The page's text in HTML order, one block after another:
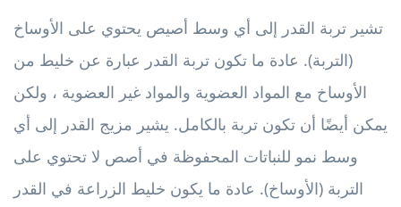
تشير تربة القدر إلى أي وسط أصيص يحتوي على الأوساخ
(التربة). عادة ما تكون تربة القدر عبارة عن خليط من
الأوساخ مع المواد العضوية والمواد غير العضوية ، ولكن
يمكن أيضًا أن تكون تربة بالكامل. يشير مزيج القدر إلى أي
وسط نمو للنباتات المحفوظة في أصص لا تحتوي على
التربة (الأوساخ). عادة ما يكون خليط الزراعة في القدر